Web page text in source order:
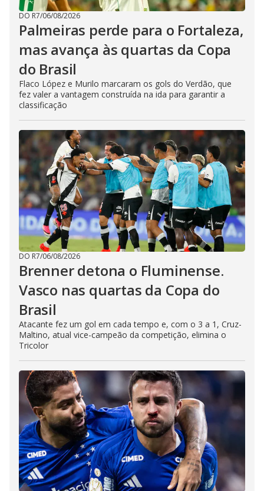
DO R7/06/08/2026
Palmeiras perde para o Fortaleza,
mas avança às quartas da Copa
do Brasil
Flaco López e Murilo marcaram os gols do Verdão, que
fez valer a vantagem construída na ida para garantir a
classificação
DO R7/06/08/2026
Brenner detona o Fluminense.
Vasco nas quartas da Copa do
Brasil
Atacante fez um gol em cada tempo e, com o 3 a 1, Cruz-
Maltino, atual vice-campeão da competição, elimina o
Tricolor